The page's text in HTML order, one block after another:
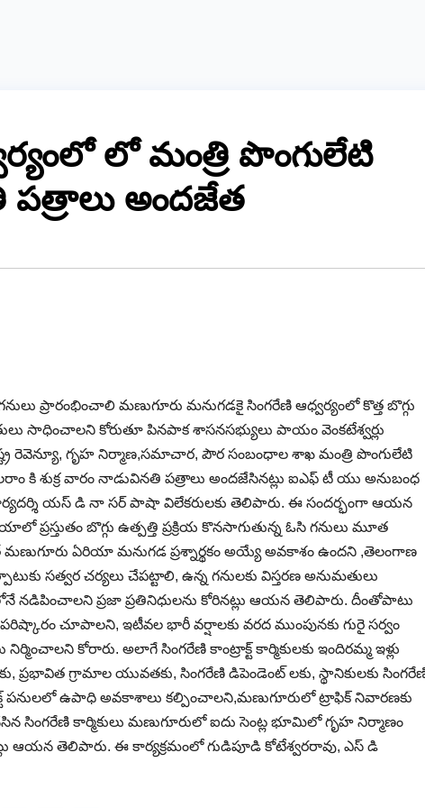
లో మంత్రి పొంగులేటి
పత్రాలు అందజేత
ప్రారంభించాలి మణుగూరు మనుగడకై సింగరేణి ఆధ్వర్యంలో కొత్త బొగ్గు
సాధించాలని కోరుతూ పినపాక శాసనసభ్యులు పాయం వెంకటేశ్వర్లు
రెవెన్యూ, గృహ నిర్మాణ,సమాచార, పౌర సంబంధాల శాఖ మంత్రి పొంగులేటి
కి శుక్ర వారం నాడువినతి పత్రాలు అందజేసినట్లు ఐఎఫ్ టీ యు అనుబంధ
యస్ డి నా సర్ పాషా విలేకరులకు తెలిపారు. ఈ సందర్భంగా ఆయన
బొగ్గు ఉత్పత్తి ప్రక్రియ కొనసాగుతున్న ఓసి గనులు మూత
మణుగూరు ఏరియా మనుగడ ప్రశ్నార్థకం అయ్యే అవకాశం ఉందని ,తెలంగాణ
సత్వర చర్యలు చేపట్టాలి, ఉన్న గనులకు విస్తరణ అనుమతులు
నడిపించాలని ప్రజా ప్రతినిధులను కోరినట్లు ఆయన తెలిపారు. దీంతోపాటు
చూపాలని, ఇటీవల భారీ వర్షాలకు వరద ముంపునకు గురై సర్వం
కోరారు. అలాగే సింగరేణి కాంట్రాక్ట్ కార్మికులకు ఇందిరమ్మ ఇళ్లు
గ్రామాల యువతకు, సింగరేణి డిపెండెంట్ లకు, స్థానికులకు
పనులలో ఉపాధి అవకాశాలు కల్పించాలని,మణుగూరులో ట్రాఫిక్ నివారణకు
కార్మికులు మణుగూరులో ఐదు సెంట్ల భూమిలో గృహ నిర్మాణం
ఆయన తెలిపారు. ఈ కార్యక్రమంలో గుడిపూడి కోటేశ్వరరావు, ఎస్ డి